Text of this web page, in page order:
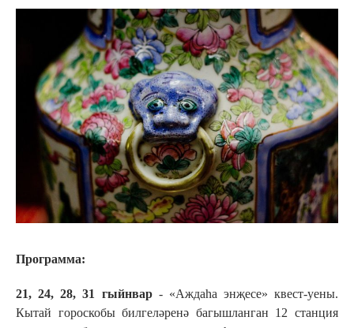
Программа:
21, 24, 28, 31 гыйнвар- «Аждаһа энҗесе» квест-уены.
Кытай гороскобы билгеләренә багышланган 12 станция